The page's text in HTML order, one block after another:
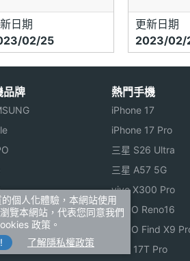
日期
02/25
更新日期
2023/02/
品牌 熱門手機
iPhone 17
iPhone 17 Pro
三星 S26 Ultra
三星 A57 5G
vivo X300 Pro
OPPO Reno16
OPPO Find X9
小米 17T Pro
個人化體驗，本網站使用
覽本網站，代表您同意我們
政策。
了解隱私權政策